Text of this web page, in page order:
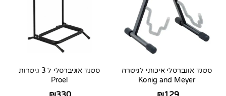
סטנד אונברסלי איכותי לגיטרה
Konig and Meyer
סטנד אוניברסלי ל 3 גיטרות
Proel